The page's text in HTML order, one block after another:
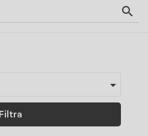


Filtra